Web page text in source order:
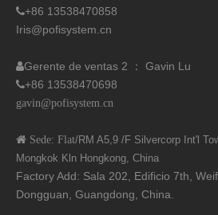
+86 13538470858
Iris@pofisystem.cn
Gerente de ventas 2 ： Gavin Lu
+86 13538470698
gavin@pofisystem.cn
 Sede: Flat/RM A5,9 /F Silvercorp Int'l
Mongkok Kln Hongkong, China
Factory Add: Sala 202, Edificio 7th,
Dongguan, Guangdong, China.